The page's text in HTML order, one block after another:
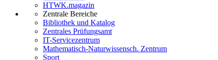
HTWK.magazin
Zentrale Bereiche
Bibliothek und Katalog
Zentrales Prüfungsamt
IT-Servicezentrum
Mathematisch-Naturwissensch. Zentrum
Sport